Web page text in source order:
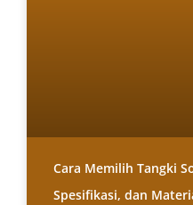
Cara Memilih Tangki
Spesifikasi, dan